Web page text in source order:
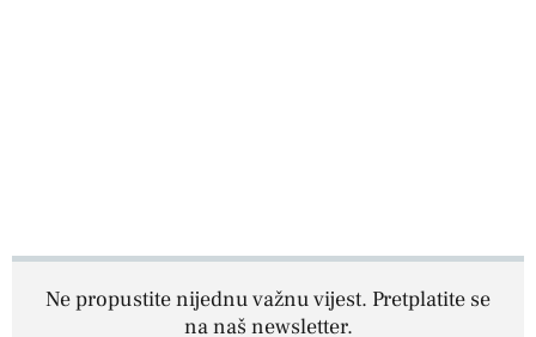
Ne propustite nijednu važnu vijest. Pretplatite se
na naš newsletter.